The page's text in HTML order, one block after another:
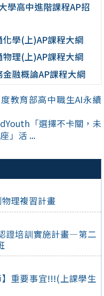
理複習計畫
證培訓實施計畫—第二
】重要事宜!!!(上課學生
學高中進階課程AP招
學(上)AP課程大綱
理(上)AP課程大綱
融概論AP課程大綱
教育部高中職生AI永續
「選擇不卡關，未
」活 ...